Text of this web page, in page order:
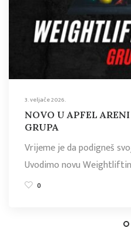
3. veljače 2026.
NOVO U APFEL
GRUPA
Vrijeme je da podigneš
Uvodimo novu
0